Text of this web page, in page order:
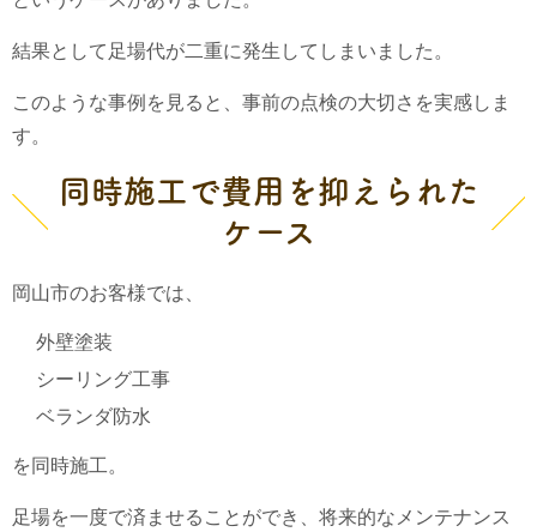
結果として足場代が二重に発生してしまいました。
このような事例を見ると、事前の点検の大切さを実感しま
す。
同時施工で費用を抑えられた
ケース
岡山市のお客様では、
外壁塗装
シーリング工事
ベランダ防水
を同時施工。
足場を一度で済ませることができ、将来的なメンテナンス